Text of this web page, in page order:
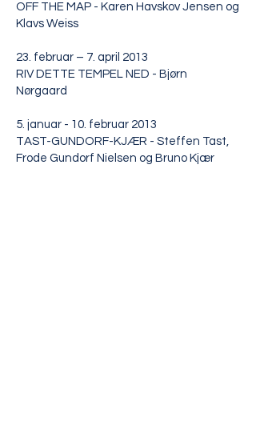
OFF THE MAP - Karen Havskov Jensen og
Klavs Weiss
23. februar – 7. april 2013
RIV DETTE TEMPEL NED - Bjørn
Nørgaard
5. januar - 10. februar 2013
TAST-GUNDORF-KJÆR - Steffen Tast,
Frode Gundorf Nielsen og Bruno Kjær